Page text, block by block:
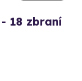
18 zbraní